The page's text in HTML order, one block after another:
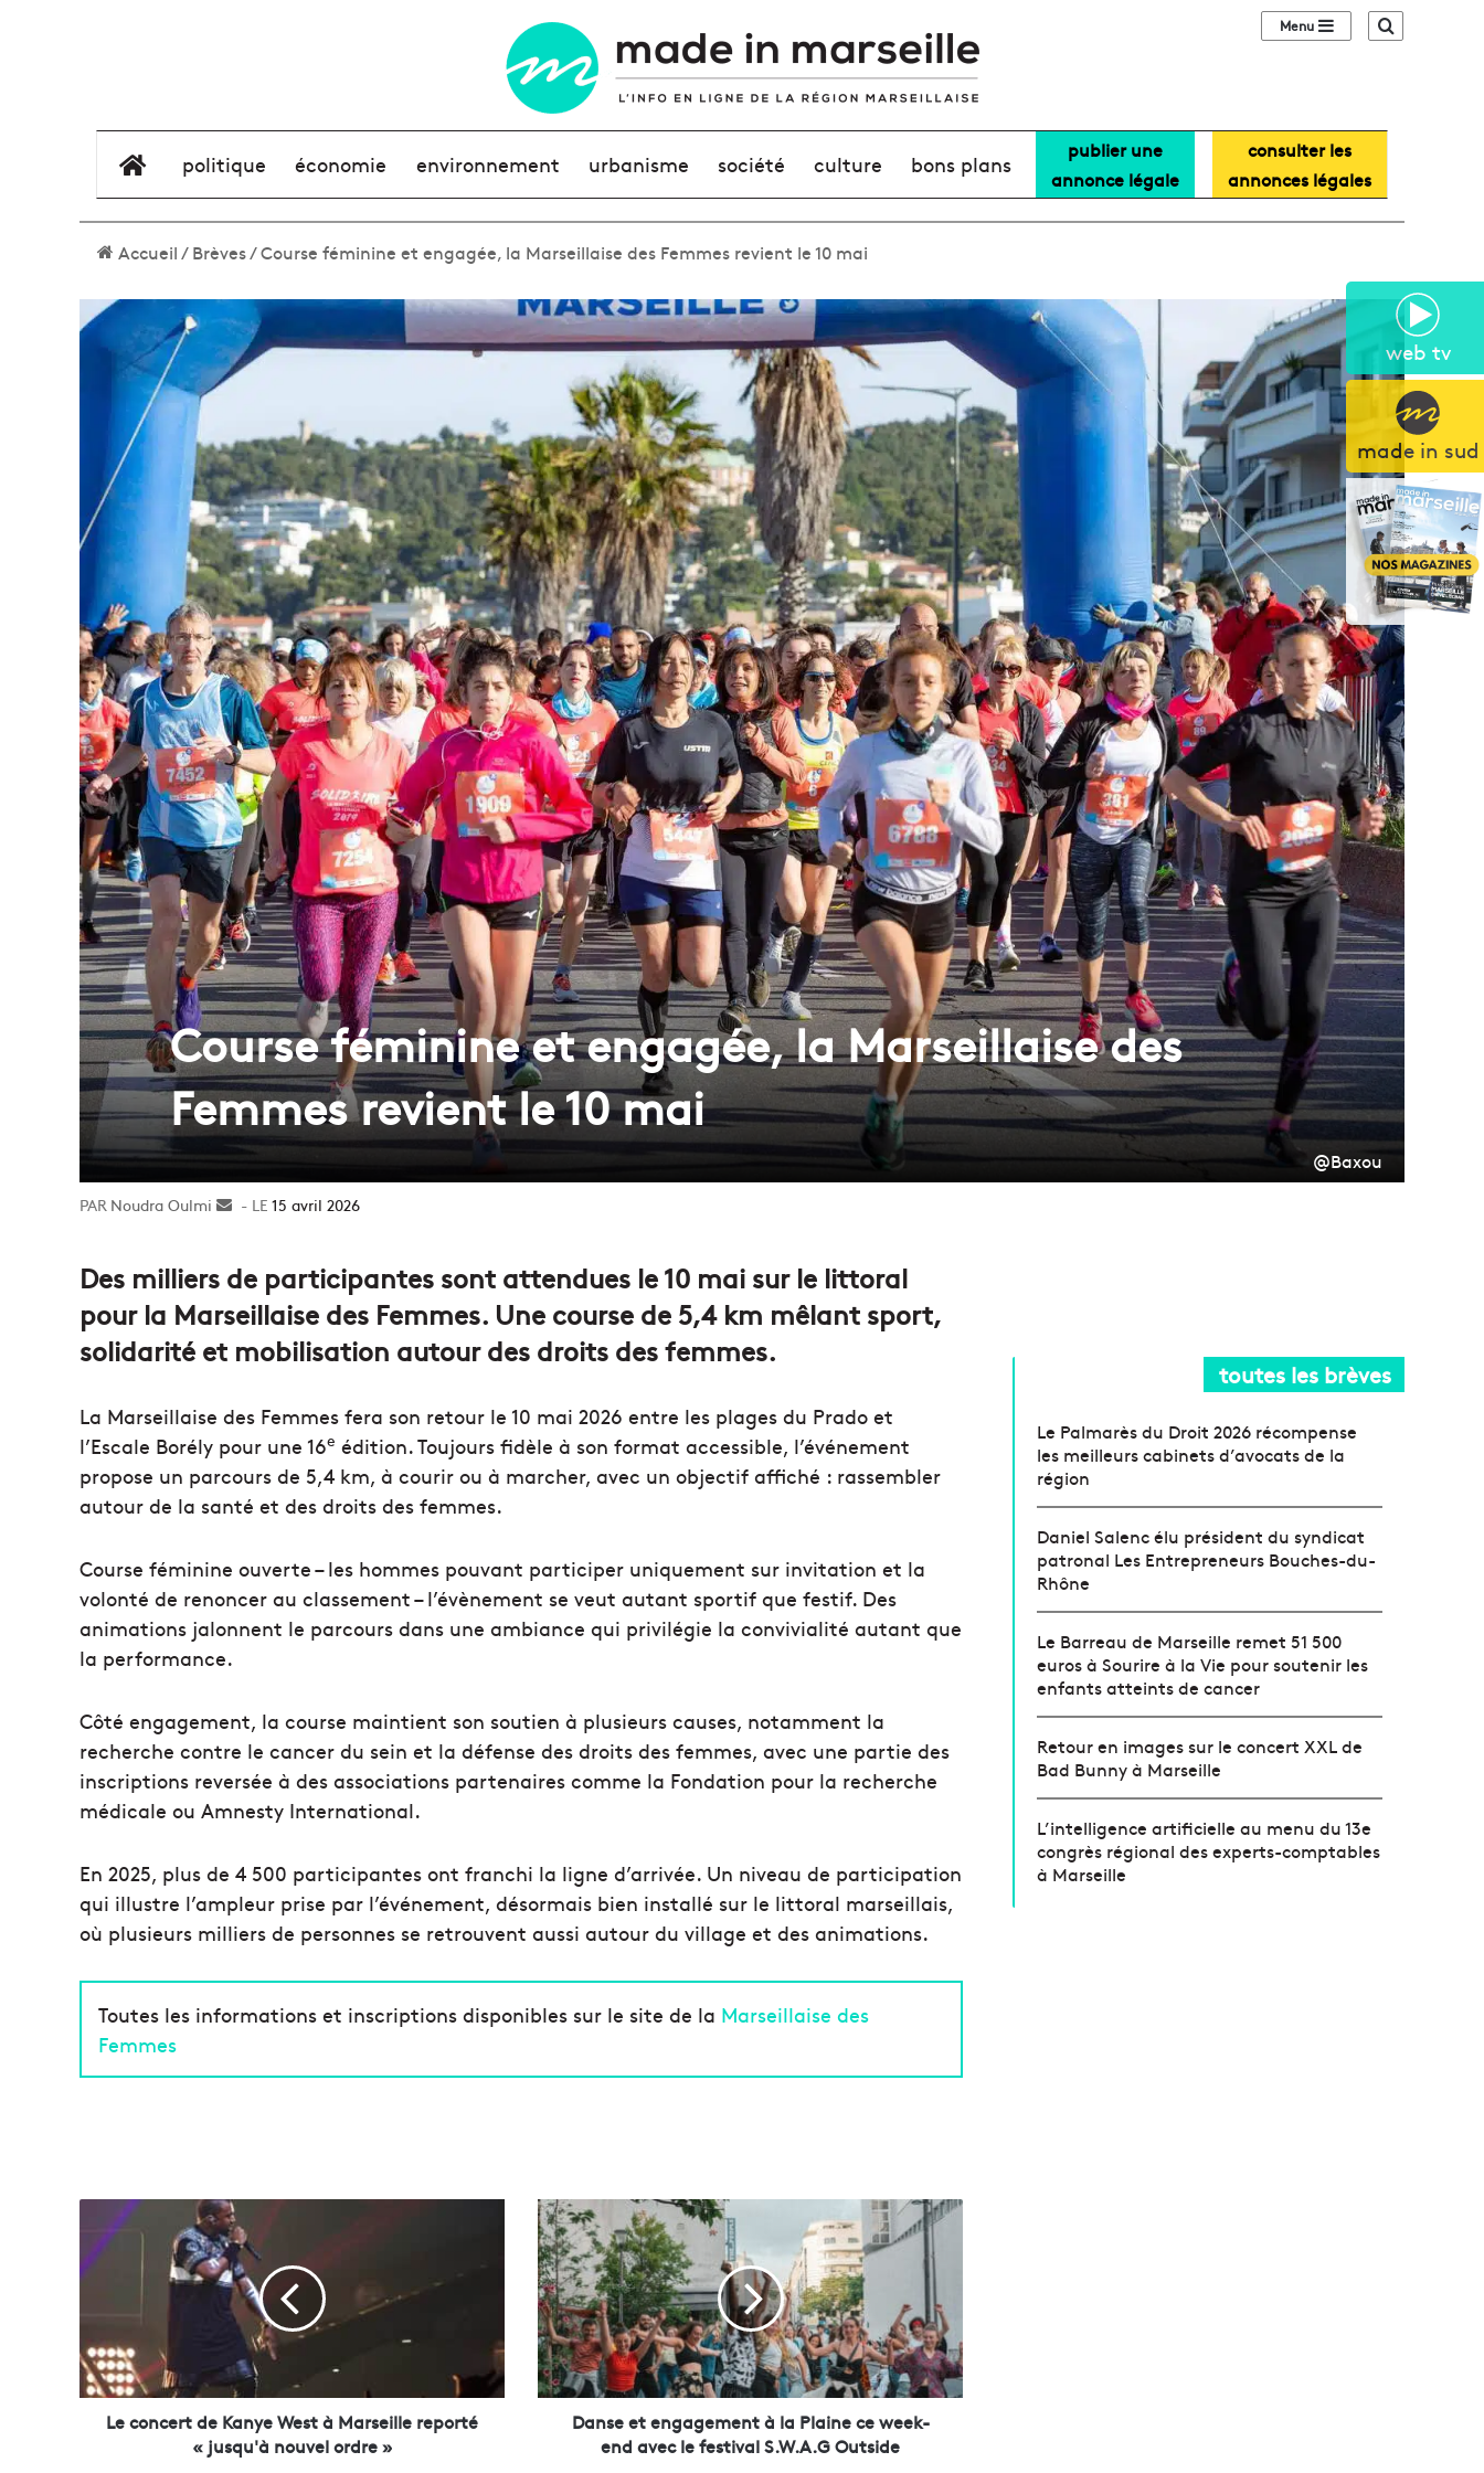
web tv
made in sud
Sidebar (barre
élément de menu
politique économie environnement urbanisme société culture bons plans
publier une
annonce légale
consulter les
annonces légales
Accueil/Brèves/Course féminine et engagée, la Marseillaise des Femmes revient le 10 mai
Course féminine et engagée, la Marseillaise des
Femmes revient le 10 mai
@Baxou
Noudra Oulmi
Envoyer15 avril 2026
Des milliers de participantes sont attendues le 10 mai sur le littoral
pour la Marseillaise des Femmes. Une course de 5,4 km mêlant sport,
solidarité et mobilisation autour des droits des femmes.
La Marseillaise des Femmes fera son retour le 10 mai 2026 entre les plages du Prado et
l’Escale Borély pour une 16e édition. Toujours fidèle à son format accessible, l’événement
propose un parcours de 5,4 km, à courir ou à marcher, avec un objectif affiché : rassembler
autour de la santé et des droits des femmes.
Course féminine ouverte – les hommes pouvant participer uniquement sur invitation et la
volonté de renoncer au classement – l’évènement se veut autant sportif que festif. Des
animations jalonnent le parcours dans une ambiance qui privilégie la convivialité autant que
la performance.
Côté engagement, la course maintient son soutien à plusieurs causes, notamment la
recherche contre le cancer du sein et la défense des droits des femmes, avec une partie des
inscriptions reversée à des associations partenaires comme la Fondation pour la recherche
médicale ou Amnesty International.
En 2025, plus de 4 500 participantes ont franchi la ligne d’arrivée. Un niveau de participation
qui illustre l’ampleur prise par l’événement, désormais bien installé sur le littoral marseillais,
où plusieurs milliers de personnes se retrouvent aussi autour du village et des animations.
Toutes les informations et inscriptions disponibles sur le site de la Marseillaise des
Femmes
c
o
e
r
t
Le concert de Kanye West à Marseille reporté
« jusqu'à nouvel ordre »
D
a
n
s
e
e
t
e
n
Danse et engagement à la Plaine ce week-
end avec le festival S.W.A.G Outside
toutes les brèves
Le Palmarès du Droit 2026 récompense
les meilleurs cabinets d’avocats de la
région
Daniel Salenc élu président du syndicat
patronal Les Entrepreneurs Bouches-du-
Rhône
Le Barreau de Marseille remet 51 500
euros à Sourire à la Vie pour soutenir les
enfants atteints de cancer
Retour en images sur le concert XXL de
Bad Bunny à Marseille
L’intelligence artificielle au menu du 13e
congrès régional des experts-comptables
à Marseille